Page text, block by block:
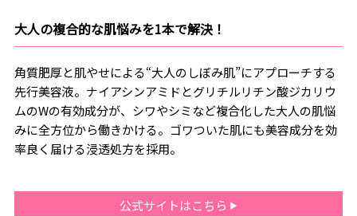
大人の複合的な肌悩みを1本で解決！
角質肥厚と肌やせによる“大人のしぼみ肌”にアプローチする
先行美容液。ナイアシンアミドとグリチルリチン酸ジカリウ
ムのWの有効成分が、シワやシミなど複合化した大人の肌悩
みに全方位から働きかける。ゴワついた肌にも美容成分を効
率良く届ける浸透処方を採用。
公式サイトはこちら